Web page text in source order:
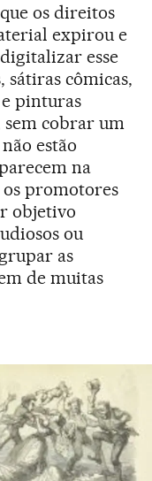
os direitos
expirou e
esse
sátiras cômicas,
pinturas
sem cobrar um
estão
na
promotores
objetivo
ou
as
de muitas